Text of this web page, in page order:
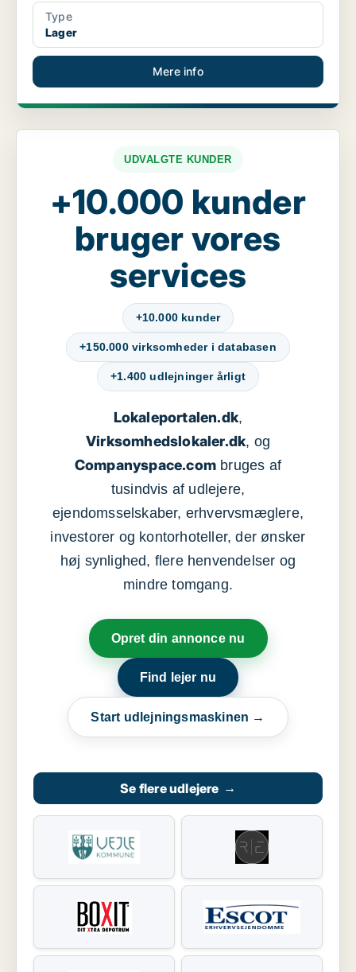
Type
Lager
Mere info
UDVALGTE KUNDER
+10.000 kunder
bruger vores
services
+10.000 kunder
+150.000 virksomheder i databasen
+1.400 udlejninger årligt
Lokaleportalen.dk,
Virksomhedslokaler.dk, og
Companyspace.com bruges af
tusindvis af udlejere,
ejendomsselskaber, erhvervsmæglere,
investorer og kontorhoteller, der ønsker
høj synlighed, flere henvendelser og
mindre tomgang.
Opret din annonce nu
Find lejer nu
Start udlejningsmaskinen →
Se flere udlejere →